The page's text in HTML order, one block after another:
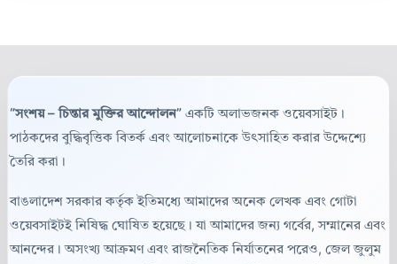
“সংশয় – চিন্তার মুক্তির আন্দোলন” একটি অলাভজনক ওয়েবসাইট।
পাঠকদের বুদ্ধিবৃত্তিক বিতর্ক এবং আলোচনাকে উৎসাহিত করার উদ্দেশ্যে
তৈরি করা।
বাঙলাদেশ সরকার কর্তৃক ইতিমধ্যে আমাদের অনেক লেখক এবং গোটা
ওয়েবসাইটই নিষিদ্ধ ঘোষিত হয়েছে। যা আমাদের জন্য গর্বের, সম্মানের এবং
আনন্দের। অসংখ্য আক্রমণ এবং রাজনৈতিক নির্যাতনের পরেও, জেল জুলুম